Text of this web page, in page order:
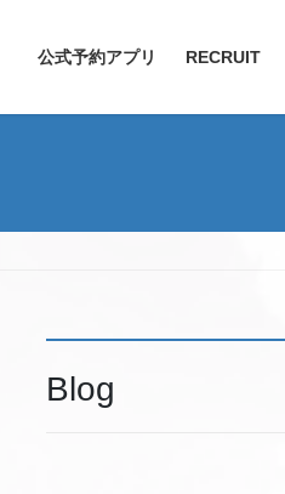
公式予約アプリ RECRUIT
Blog